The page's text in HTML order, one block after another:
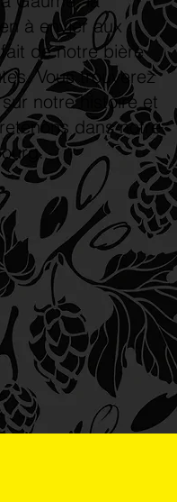
à envier aux
de notre bière
Vous trouverez
notre histoire et
dans notre